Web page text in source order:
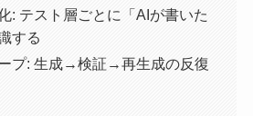
: テスト層ごとに「AIが書いた
する
プ: 生成→検証→再生成の反復